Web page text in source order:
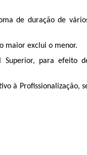
de duração de
maior exclui o menor.
Superior, para efeito
à Profissionalização,